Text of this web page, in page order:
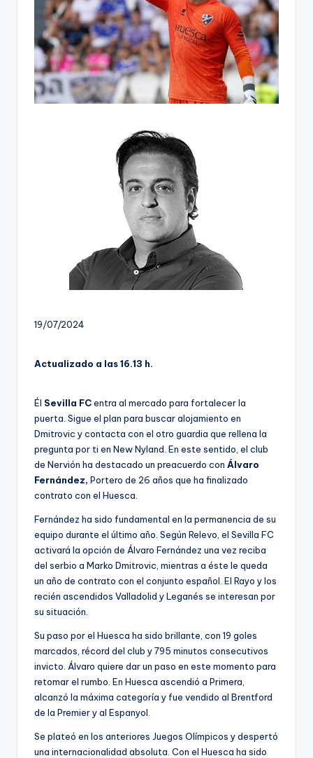
19/07/2024
Actualizado a las 16.13 h.
Él Sevilla FCentra al mercado para fortalecer la
puerta. Sigue el plan para buscar alojamiento en
Dmitrovic y contacta con el otro guardia que rellena la
pregunta por ti en New Nyland. En este sentido, el club
de Nervión ha destacado un preacuerdo con Álvaro
Fernández, Portero de 26 años que ha finalizado
contrato con el Huesca.
Fernández ha sido fundamental en la permanencia de su
equipo durante el último año. Según Relevo, el Sevilla FC
activará la opción de Álvaro Fernández una vez reciba
del serbio a Marko Dmitrovic, mientras a éste le queda
un año de contrato con el conjunto español. El Rayo y los
recién ascendidos Valladolid y Leganés se interesan por
su situación.
Su paso por el Huesca ha sido brillante, con 19 goles
marcados, récord del club y 795 minutos consecutivos
invicto. Álvaro quiere dar un paso en este momento para
retomar el rumbo. En Huesca ascendió a Primera,
alcanzó la máxima categoría y fue vendido al Brentford
de la Premier y al Espanyol.
Se plateó en los anteriores Juegos Olímpicos y despertó
una internacionalidad absoluta. Con el Huesca ha sido